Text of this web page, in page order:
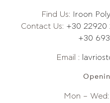
Find Us:
Iroon
Contact Us: +30 22920
+30
Email :
Mon –